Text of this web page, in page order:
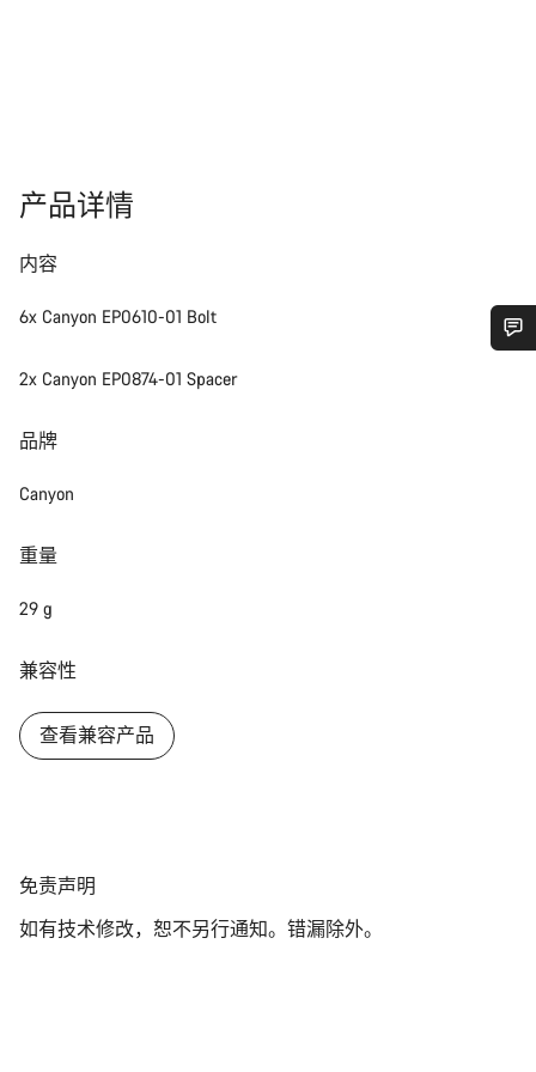
产品详情
内容
6x Canyon EP0610-01 Bolt
2x Canyon EP0874-01 Spacer
品牌
Canyon
重量
29 g
兼容性
查看兼容产品
免
声
免责声明
如有技术修改，恕不另行通知。错漏除外。
您需要帮助吗？